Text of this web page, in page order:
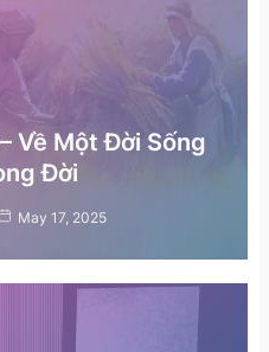
Về Một Đời Sống
Đời
May 17, 2025